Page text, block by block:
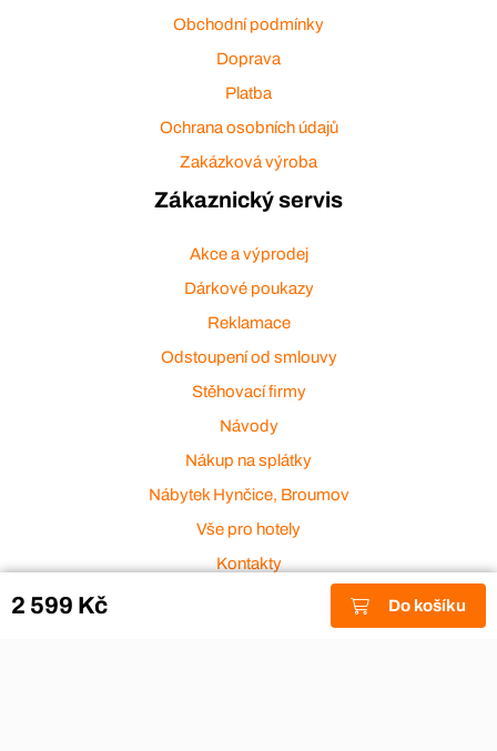
2 599 Kč Do košíku
Obchodní podmínky
Doprava
Platba
Ochrana osobních údajů
Zakázková výroba
Zákaznický servis
Akce a výprodej
Dárkové poukazy
Reklamace
Odstoupení od smlouvy
Stěhovací firmy
Návody
Nákup na splátky
Nábytek Hynčice, Broumov
Vše pro hotely
Kontakty
Přijímáme platební karty